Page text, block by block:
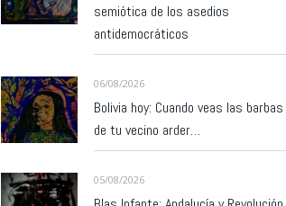
semiótica de los asedios
antidemocráticos
06/08/2026
Bolivia hoy: Cuando veas las barbas
de tu vecino arder…
05/08/2026